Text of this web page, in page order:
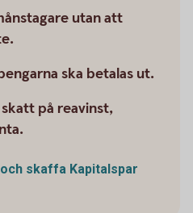
utan att
ska betalas ut.
på reavinst,
skaffa Kapitalspar